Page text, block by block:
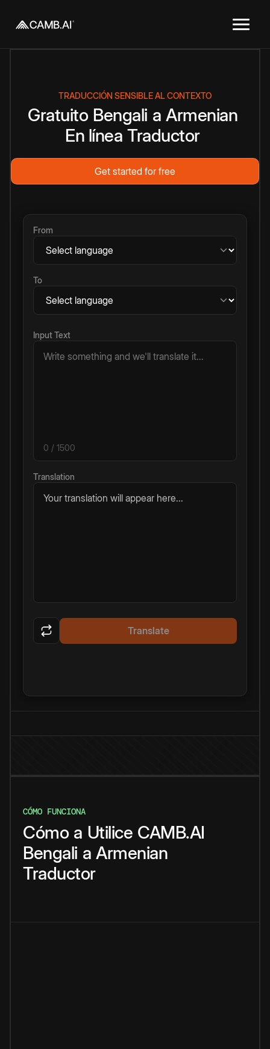
TRADUCCIÓN SENSIBLE AL CONTEXTO
Gratuito Bengali a Armenian
En línea Traductor
Get started for free
From
To
Input Text
0 / 1500
Translation
Your translation will appear here...
Translate
CÓMO FUNCIONA
Cómo a Utilice CAMB.AI
Bengali a Armenian
Traductor